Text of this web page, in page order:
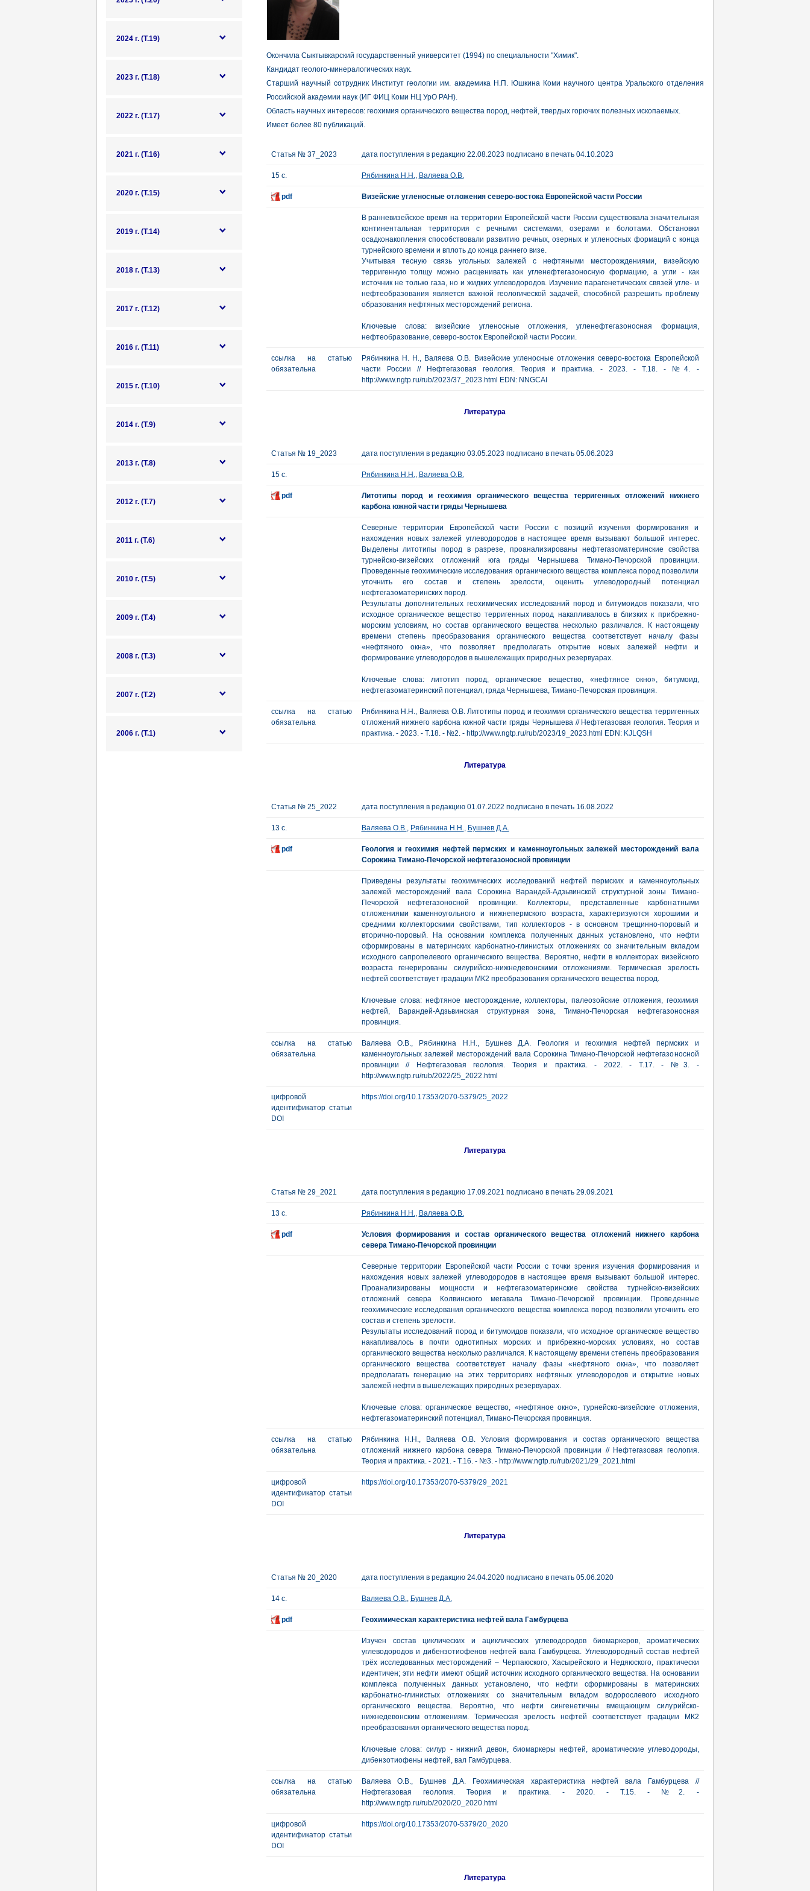
2024 г. (Т.19)
2023 г. (Т.18)
2022 г. (Т.17)
2021 г. (Т.16)
2020 г. (Т.15)
2019 г. (Т.14)
2018 г. (Т.13)
2017 г. (Т.12)
2016 г. (Т.11)
2015 г. (Т.10)
2014 г. (Т.9)
2013 г. (Т.8)
2012 г. (Т.7)
2011 г. (Т.6)
2010 г. (Т.5)
2009 г. (Т.4)
2008 г. (Т.3)
2007 г. (Т.2)
2006 г. (Т.1)
Окончила Сыктывкарский государственный университет (1994) по специальности "Химик".
Кандидат геолого-минералогических наук.
Старший научный сотрудник Институт геологии им. академика Н.П. Юшкина Коми научного центра Уральского отделения
Российской академии наук (ИГ ФИЦ Коми НЦ УрО РАН).
Область научных интересов: геохимия органического вещества пород, нефтей, твердых горючих полезных ископаемых.
Имеет более 80 публикаций.
Статья № 37_2023 дата поступления в редакцию 22.08.2023 подписано в печать 04.10.2023
15 с. Рябинкина Н.Н., Валяева О.В.
pdf Визейские угленосные отложения северо-востока Европейской части России
В ранневизейское время на территории Европейской части России существовала значительная
континентальная территория с речными системами, озерами и болотами. Обстановки
осадконакопления способствовали развитию речных, озерных и угленосных формаций с конца
турнейского времени и вплоть до конца раннего визе.
Учитывая тесную связь угольных залежей с нефтяными месторождениями, визейскую
терригенную толщу можно расценивать как угленефтегазоносную формацию, а угли - как
источник не только газа, но и жидких углеводородов. Изучение парагенетических связей угле- и
нефтеобразования является важной геологической задачей, способной разрешить проблему
образования нефтяных месторождений региона.
Ключевые слова: визейские угленосные отложения, угленефтегазоносная формация,
нефтеобразование, северо-восток Европейской части России.
ссылка на статью
обязательна
Рябинкина Н. Н., Валяева О.В. Визейские угленосные отложения северо-востока Европейской
части России // Нефтегазовая геология. Теория и практика. - 2023. - Т.18. - №4. -
http://www.ngtp.ru/rub/2023/37_2023.html EDN: NNGCAI
Литература
Статья № 19_2023 дата поступления в редакцию 03.05.2023 подписано в печать 05.06.2023
15 с. Рябинкина Н.Н., Валяева О.В.
pdf
Литотипы пород и геохимия органического вещества терригенных отложений нижнего
карбона южной части гряды Чернышева
Северные территории Европейской части России с позиций изучения формирования и
нахождения новых залежей углеводородов в настоящее время вызывают большой интерес.
Выделены литотипы пород в разрезе, проанализированы нефтегазоматеринские свойства
турнейско-визейских отложений юга гряды Чернышева Тимано-Печорской провинции.
Проведенные геохимические исследования органического вещества комплекса пород позволили
уточнить его состав и степень зрелости, оценить углеводородный потенциал
нефтегазоматеринских пород.
Результаты дополнительных геохимических исследований пород и битумоидов показали, что
исходное органическое вещество терригенных пород накапливалось в близких к прибрежно-
морским условиям, но состав органического вещества несколько различался. К настоящему
времени степень преобразования органического вещества соответствует началу фазы
«нефтяного окна», что позволяет предполагать открытие новых залежей нефти и
формирование углеводородов в вышележащих природных резервуарах.
Ключевые слова: литотип пород, органическое вещество, «нефтяное окно», битумоид,
нефтегазоматеринский потенциал, гряда Чернышева, Тимано-Печорская провинция.
ссылка на статью
обязательна
Рябинкина Н.Н., Валяева О.В. Литотипы пород и геохимия органического вещества терригенных
отложений нижнего карбона южной части гряды Чернышева // Нефтегазовая геология. Теория и
практика. - 2023. - Т.18. - №2. - http://www.ngtp.ru/rub/2023/19_2023.html EDN: KJLQSH
Литература
Статья № 25_2022 дата поступления в редакцию 01.07.2022 подписано в печать 16.08.2022
13 с. Валяева О.В., Рябинкина Н.Н., Бушнев Д.А.
pdf
Геология и геохимия нефтей пермских и каменноугольных залежей месторождений вала
Сорокина Тимано-Печорской нефтегазоносной провинции
Приведены результаты геохимических исследований нефтей пермских и каменноугольных
залежей месторождений вала Сорокина Варандей-Адзьвинской структурной зоны Тимано-
Печорской нефтегазоносной провинции. Коллекторы, представленные карбонатными
отложениями каменноугольного и нижнепермского возраста, характеризуются хорошими и
средними коллекторскими свойствами, тип коллекторов - в основном трещинно-поровый и
вторично-поровый. На основании комплекса полученных данных установлено, что нефти
сформированы в материнских карбонатно-глинистых отложениях со значительным вкладом
исходного сапропелевого органического вещества. Вероятно, нефти в коллекторах визейского
возраста генерированы силурийско-нижнедевонскими отложениями. Термическая зрелость
нефтей соответствует градации МК2 преобразования органического вещества пород.
Ключевые слова: нефтяное месторождение, коллекторы, палеозойские отложения, геохимия
нефтей, Варандей-Адзьвинская структурная зона, Тимано-Печорская нефтегазоносная
провинция.
ссылка на статью
обязательна
Валяева О.В., Рябинкина Н.Н., Бушнев Д.А. Геология и геохимия нефтей пермских и
каменноугольных залежей месторождений вала Сорокина Тимано-Печорской нефтегазоносной
провинции // Нефтегазовая геология. Теория и практика. - 2022. - Т.17. - №3. -
http://www.ngtp.ru/rub/2022/25_2022.html
цифровой
идентификатор статьи
DOI
https://doi.org/10.17353/2070-5379/25_2022
Литература
Статья № 29_2021 дата поступления в редакцию 17.09.2021 подписано в печать 29.09.2021
13 с. Рябинкина Н.Н., Валяева О.В.
pdf
Условия формирования и состав органического вещества отложений нижнего карбона
севера Тимано-Печорской провинции
Северные территории Европейской части России с точки зрения изучения формирования и
нахождения новых залежей углеводородов в настоящее время вызывают большой интерес.
Проанализированы мощности и нефтегазоматеринские свойства турнейско-визейских
отложений севера Колвинского мегавала Тимано-Печорской провинции. Проведенные
геохимические исследования органического вещества комплекса пород позволили уточнить его
состав и степень зрелости.
Результаты исследований пород и битумоидов показали, что исходное органическое вещество
накапливалось в почти однотипных морских и прибрежно-морских условиях, но состав
органического вещества несколько различался. К настоящему времени степень преобразования
органического вещества соответствует началу фазы «нефтяного окна», что позволяет
предполагать генерацию на этих территориях нефтяных углеводородов и открытие новых
залежей нефти в вышележащих природных резервуарах.
Ключевые слова: органическое вещество, «нефтяное окно», турнейско-визейские отложения,
нефтегазоматеринский потенциал, Тимано-Печорская провинция.
ссылка на статью
обязательна
Рябинкина Н.Н., Валяева О.В. Условия формирования и состав органического вещества
отложений нижнего карбона севера Тимано-Печорской провинции // Нефтегазовая геология.
Теория и практика. - 2021. - Т.16. - №3. - http://www.ngtp.ru/rub/2021/29_2021.html
цифровой
идентификатор статьи
DOI
https://doi.org/10.17353/2070-5379/29_2021
Литература
Статья № 20_2020 дата поступления в редакцию 24.04.2020 подписано в печать 05.06.2020
14 с. Валяева О.В., Бушнев Д.А.
pdf Геохимическая характеристика нефтей вала Гамбурцева
Изучен состав циклических и ациклических углеводородов биомаркеров, ароматических
углеводородов и дибензотиофенов нефтей вала Гамбурцева. Углеводородный состав нефтей
трёх исследованных месторождений – Черпаюского, Хасырейского и Недяюского, практически
идентичен; эти нефти имеют общий источник исходного органического вещества. На основании
комплекса полученных данных установлено, что нефти сформированы в материнских
карбонатно-глинистых отложениях со значительным вкладом водорослевого исходного
органического вещества. Вероятно, что нефти сингенетичны вмещающим силурийско-
нижнедевонским отложениям. Термическая зрелость нефтей соответствует градации МК2
преобразования органического вещества пород.
Ключевые слова: силур - нижний девон, биомаркеры нефтей, ароматические углеводороды,
дибензотиофены нефтей, вал Гамбурцева.
ссылка на статью
обязательна
Валяева О.В., Бушнев Д.А. Геохимическая характеристика нефтей вала Гамбурцева //
Нефтегазовая геология. Теория и практика. - 2020. - Т.15. - №2. -
http://www.ngtp.ru/rub/2020/20_2020.html
цифровой
идентификатор статьи
DOI
https://doi.org/10.17353/2070-5379/20_2020
Литература